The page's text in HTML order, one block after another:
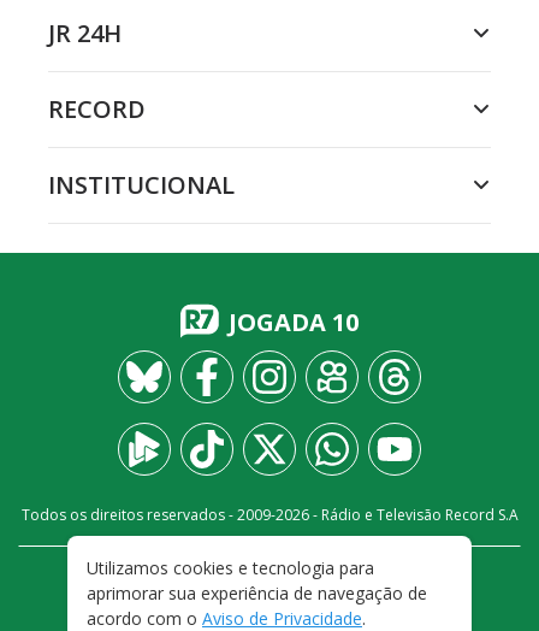
JR 24H
RECORD
INSTITUCIONAL
JOGADA 10
Todos os direitos reservados - 2009-2026- Rádio e Televisão Record S.A
FALE CONOSCO
PRIVACIDADE
TERMOS E CONDIÇÕES DE USO
Utilizamos cookies e tecnologia para
aprimorar sua experiência de navegação de
acordo com o Aviso de Privacidade.